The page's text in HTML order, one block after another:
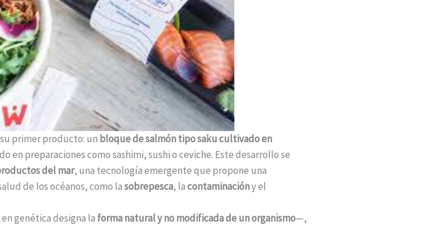
primer producto: un bloque de salmón tipo saku cultivado en
en preparaciones como sashimi, sushi o ceviche. Este desarrollo se
del mar, una tecnología emergente que propone una
de los océanos, como lasobrepesca, lacontaminacióny el
genética designa la forma natural y no modificada de un organismo—,